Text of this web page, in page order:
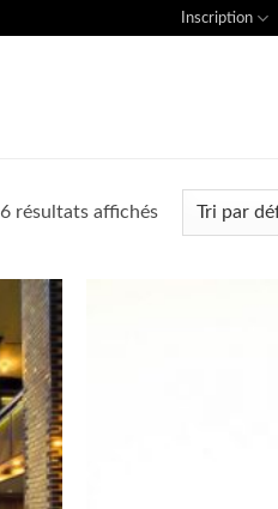
Inscription
6 résultats affichés